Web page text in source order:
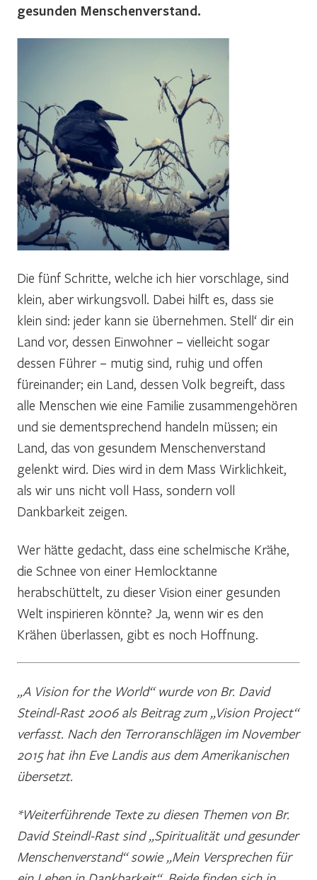
gesunden Menschenverstand.
Die fünf Schritte, welche ich hier vorschlage, sind
klein, aber wirkungsvoll. Dabei hilft es, dass sie
klein sind: jeder kann sie übernehmen. Stell‘ dir ein
Land vor, dessen Einwohner – vielleicht sogar
dessen Führer – mutig sind, ruhig und offen
füreinander; ein Land, dessen Volk begreift, dass
alle Menschen wie eine Familie zusammengehören
und sie dementsprechend handeln müssen; ein
Land, das von gesundem Menschenverstand
gelenkt wird. Dies wird in dem Mass Wirklichkeit,
als wir uns nicht voll Hass, sondern voll
Dankbarkeit zeigen.
Wer hätte gedacht, dass eine schelmische Krähe,
die Schnee von einer Hemlocktanne
herabschüttelt, zu dieser Vision einer gesunden
Welt inspirieren könnte? Ja, wenn wir es den
Krähen überlassen, gibt es noch Hoffnung.
„A Vision for the World“ wurde von Br. David
Steindl-Rast 2006 als Beitrag zum „Vision Project“
verfasst. Nach den Terroranschlägen im November
2015 hat ihn Eve Landis aus dem Amerikanischen
übersetzt.
*Weiterführende Texte zu diesen Themen von Br.
David Steindl-Rast sind „Spiritualität und gesunder
Menschenverstand“ sowie „Mein Versprechen für